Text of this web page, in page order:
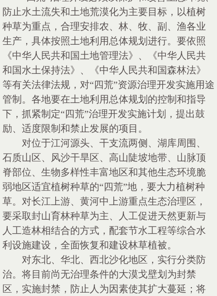
防止水土流失和土地荒漠化为主要目标，以植树
种草为重点，合理安排农、林、牧、副、渔各业
生产，具体按照土地利用总体规划进行。要依照
《中华人民共和国土地管理法》、《中华人民共
和国水土保持法》、《中华人民共和国森林法》
等有关法律法规，对“四荒”资源治理开发实施用途
管制。各地要在土地利用总体规划的控制和指导
下，抓紧制定“四荒”治理开发实施计划，提出鼓
励、适度限制和禁止发展的项目。
对位于江河源头、干支流两侧、湖库周围、
石质山区、风沙干旱区、高山陡坡地带、山脉顶
脊部位、生物多样性丰富地区和其他生态环境脆
弱地区适宜植树种草的“四荒”地，要大力植树种
草。对长江上游、黄河中上游重点生态治理区，
要采取封山育林种草为主、人工促进天然更新与
人工造林相结合的方式，配套节水工程等综合水
利设施建设，全面恢复和建设林草植被。
对东北、华北、西北沙化地区，实行分类防
治。将目前尚无治理条件的大漠戈壁划为封禁
区，实施封禁，防止人为因素使其扩大蔓延；将